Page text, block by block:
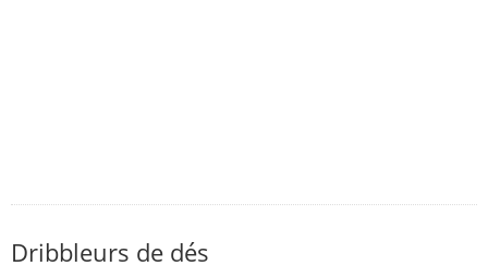
Dribbleurs de dés